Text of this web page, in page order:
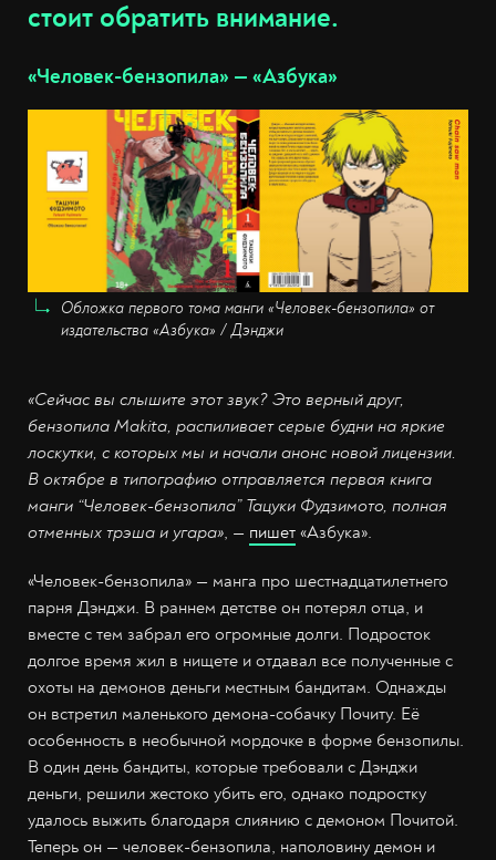
стоит обратить внимание.
«Человек-бензопила» — «Азбука»
Обложка первого тома манги «Человек-бензопила» от
издательства «Азбука» / Дэнджи
«Сейчас вы слышите этот звук? Это верный друг,
бензопила Makita, распиливает серые будни на яркие
лоскутки, с которых мы и начали анонс новой лицензии.
В октябре в типографию отправляется первая книга
манги “Человек-бензопила” Тацуки Фудзимото, полная
отменных трэша и угара», — пишет «Азбука».
«Человек-бензопила» — манга про шестнадцатилетнего
парня Дэнджи. В раннем детстве он потерял отца, и
вместе с тем забрал его огромные долги. Подросток
долгое время жил в нищете и отдавал все полученные с
охоты на демонов деньги местным бандитам. Однажды
он встретил маленького демона-собачку Почиту. Её
особенность в необычной мордочке в форме бензопилы.
В один день бандиты, которые требовали с Дэнджи
деньги, решили жестоко убить его, однако подростку
удалось выжить благодаря слиянию с демоном Почитой.
Теперь он — человек-бензопила, наполовину демон и